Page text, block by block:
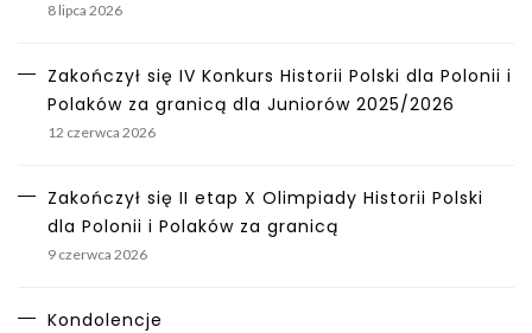
8 lipca 2026
Zakończył się IV Konkurs Historii Polski dla Polonii i
Polaków za granicą dla Juniorów 2025/2026
12 czerwca 2026
Zakończył się II etap X Olimpiady Historii Polski
dla Polonii i Polaków za granicą
9 czerwca 2026
Kondolencje